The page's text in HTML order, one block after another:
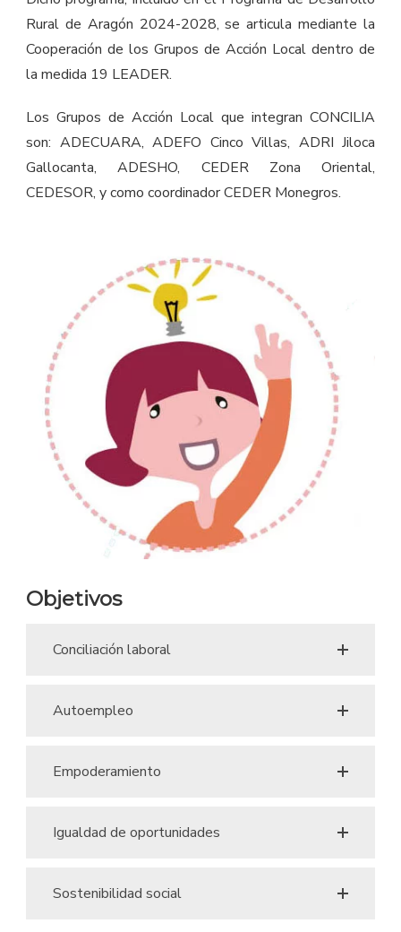
Rural de Aragón 2024-2028, se articula mediante la
Cooperación de los Grupos de Acción Local dentro de
la medida 19 LEADER.
Los Grupos de Acción Local que integran CONCILIA
son: ADECUARA, ADEFO Cinco Villas, ADRI Jiloca
Gallocanta, ADESHO, CEDER Zona Oriental,
CEDESOR, y como coordinador CEDER Monegros.
Objetivos
Conciliación laboral
Autoempleo
Empoderamiento
Igualdad de oportunidades
Sostenibilidad social